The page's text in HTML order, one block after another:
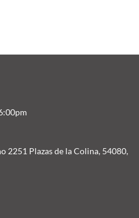
2251 Plazas de la Colina, 54080,